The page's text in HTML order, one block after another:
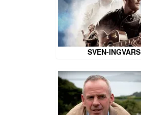
SVEN-INGVARS